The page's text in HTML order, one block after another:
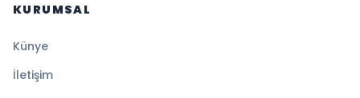
KURUMSAL
Künye
İletişim